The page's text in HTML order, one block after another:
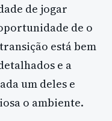
de jogar
de o
está bem
e a
um deles e
o ambiente.